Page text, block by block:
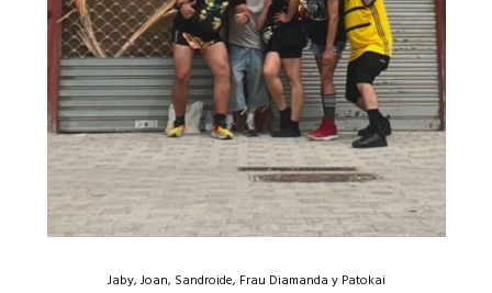
Jaby, Joan, Sandroide, Frau Diamanda y Patokai